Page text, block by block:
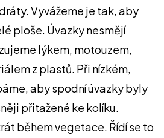
Vyvážeme je tak, aby
ploše. Úvazky nesmějí
lýkem, motouzem,
z plastů. Při nízkém,
aby spodní úvazky byly
přitažené ke kolíku.
během vegetace. Řídí se to